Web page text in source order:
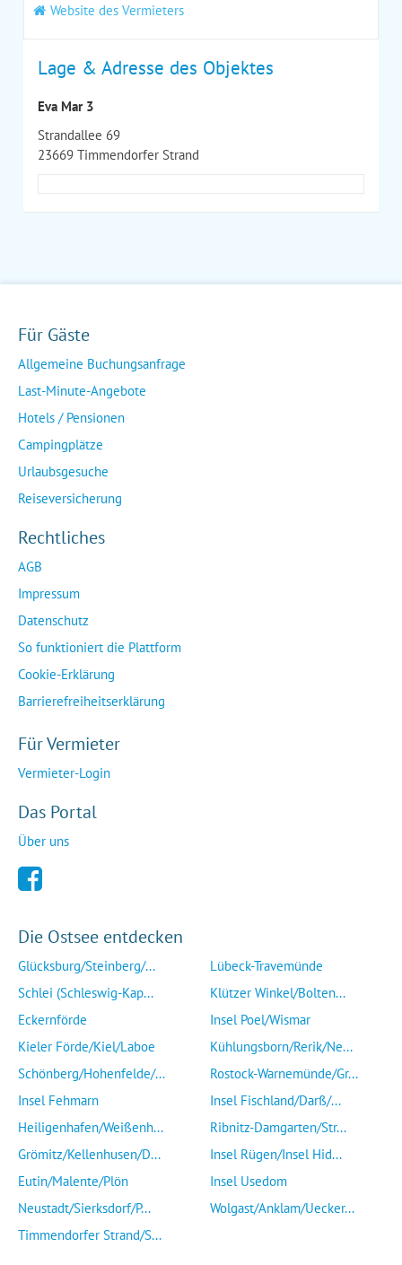
Website des Vermieters
Lage & Adresse des Objektes
Eva Mar 3
Strandallee 69
23669 Timmendorfer Strand
Für Gäste
Allgemeine Buchungsanfrage
Last-Minute-Angebote
Hotels / Pensionen
Campingplätze
Urlaubsgesuche
Reiseversicherung
Rechtliches
AGB
Impressum
Datenschutz
So funktioniert die Plattform
Cookie-Erklärung
Barrierefreiheitserklärung
Für Vermieter
Vermieter-Login
Das Portal
Über uns
Die Ostsee entdecken
Glücksburg/Steinberg/...
Schlei (Schleswig-Kap...
Eckernförde
Kieler Förde/Kiel/Laboe
Schönberg/Hohenfelde/...
Insel Fehmarn
Heiligenhafen/Weißenh...
Grömitz/Kellenhusen/D...
Eutin/Malente/Plön
Neustadt/Sierksdorf/P...
Timmendorfer Strand/S...
Lübeck-Travemünde
Klützer Winkel/Bolten...
Insel Poel/Wismar
Kühlungsborn/Rerik/Ne...
Rostock-Warnemünde/Gr...
Insel Fischland/Darß/...
Ribnitz-Damgarten/Str...
Insel Rügen/Insel Hid...
Insel Usedom
Wolgast/Anklam/Uecker...